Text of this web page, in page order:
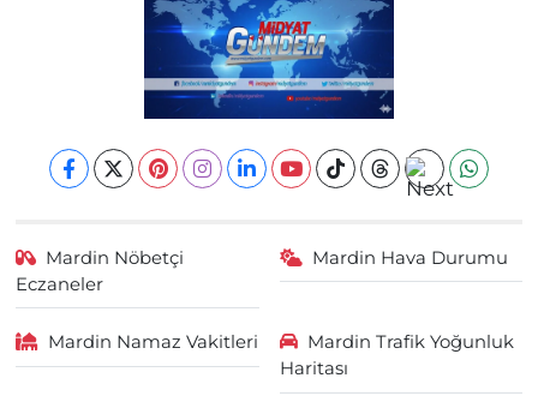
Mardin Nöbetçi
Eczaneler
Mardin Hava Durumu
Mardin Namaz Vakitleri
Mardin Trafik Yoğunluk
Haritası